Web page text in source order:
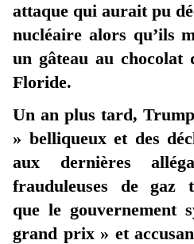
attaque qui aurait pu
nucléaire alors qu’ils
un gâteau au chocolat
Floride.
Un an plus tard,
» belliqueux et des
aux dernières
frauduleuses de gaz
que le gouvernement
grand prix » et